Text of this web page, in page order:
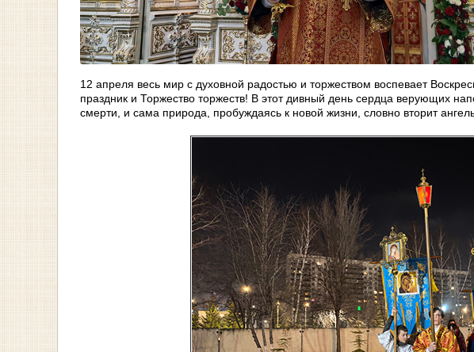
12 апреля весь мир с духовной радостью и торжеством воспевает
праздник и Торжество торжеств! В этот дивный день сердца верующих
смерти, и сама природа, пробуждаясь к новой жизни, словно вторит